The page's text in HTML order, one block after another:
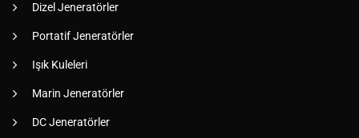
Dizel Jeneratörler
Portatif Jeneratörler
Işık Kuleleri
Marin Jeneratörler
DC Jeneratörler